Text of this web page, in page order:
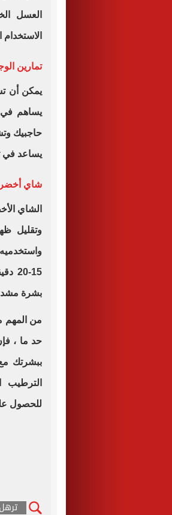
تمارين
يمكن أن
يساهم في
حاجبيك
يساعد في
شاي أخضر
الشاي
وتقليل
بشرة
من المهم
حد ما ،
ببشرتك
الترطيب
للحصول